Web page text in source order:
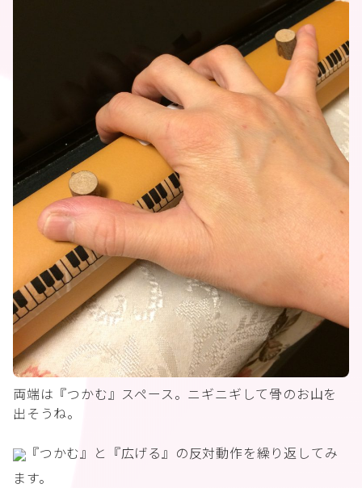
両端は『つかむ』スペース。ニギニギして骨のお山を
出そうね。
『つかむ』と『広げる』の反対動作を繰り返してみ
ます。